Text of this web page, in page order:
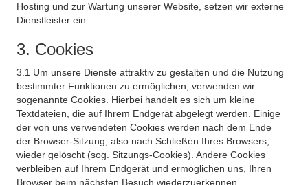
Hosting und zur Wartung unserer Website, setzen wir externe
Dienstleister ein.
3. Cookies
3.1 Um unsere Dienste attraktiv zu gestalten und die Nutzung
bestimmter Funktionen zu ermöglichen, verwenden wir
sogenannte Cookies. Hierbei handelt es sich um kleine
Textdateien, die auf Ihrem Endgerät abgelegt werden. Einige
der von uns verwendeten Cookies werden nach dem Ende
der Browser-Sitzung, also nach Schließen Ihres Browsers,
wieder gelöscht (sog. Sitzungs-Cookies). Andere Cookies
verbleiben auf Ihrem Endgerät und ermöglichen uns, Ihren
Browser beim nächsten Besuch wiederzuerkennen